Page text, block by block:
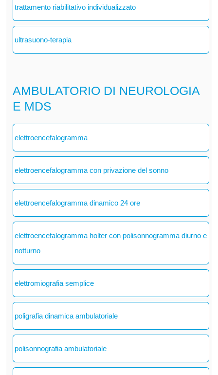
trattamento riabilitativo individualizzato
ultrasuono-terapia
AMBULATORIO DI NEUROLOGIA
E MDS
elettroencefalogramma
elettroencefalogramma con privazione del sonno
elettroencefalogramma dinamico 24 ore
elettroencefalogramma holter con polisonnogramma diurno e
notturno
elettromiografia semplice
poligrafia dinamica ambulatoriale
polisonnografia ambulatoriale